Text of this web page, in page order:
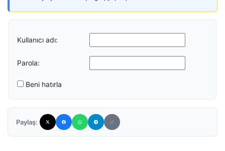
Kullanıcı adı:
Parola:
Beni hatırla
Paylaş: